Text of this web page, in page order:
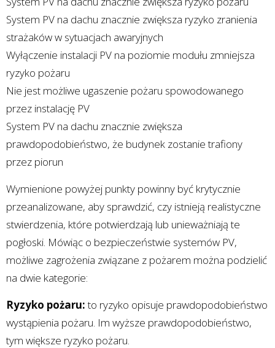
System PV na dachu znacznie zwiększa ryzyko zranienia
strażaków w sytuacjach awaryjnych
Wyłączenie instalacji PV na poziomie modułu zmniejsza
ryzyko pożaru
Nie jest możliwe ugaszenie pożaru spowodowanego
przez instalację PV
System PV na dachu znacznie zwiększa
prawdopodobieństwo, że budynek zostanie trafiony
przez piorun
Wymienione powyżej punkty powinny być krytycznie
przeanalizowane, aby sprawdzić, czy istnieją realistyczne
stwierdzenia, które potwierdzają lub unieważniają te
pogłoski. Mówiąc o bezpieczeństwie systemów PV,
możliwe zagrożenia związane z pożarem można podzielić
na dwie kategorie:
Ryzyko pożaru:to ryzyko opisuje prawdopodobieństwo
wystąpienia pożaru. Im wyższe prawdopodobieństwo,
tym większe ryzyko pożaru.